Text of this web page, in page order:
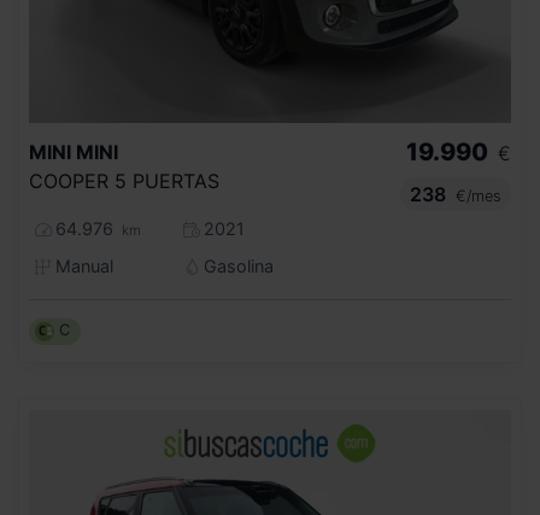
MINI MINI
COOPER 5 PUERTAS
64.976 km
2021
Manual
Gasolina
19.990 €
238
€/mes
C